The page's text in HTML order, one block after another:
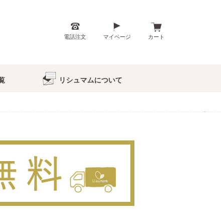
電話注文 マイページ カート
リシュマムについて